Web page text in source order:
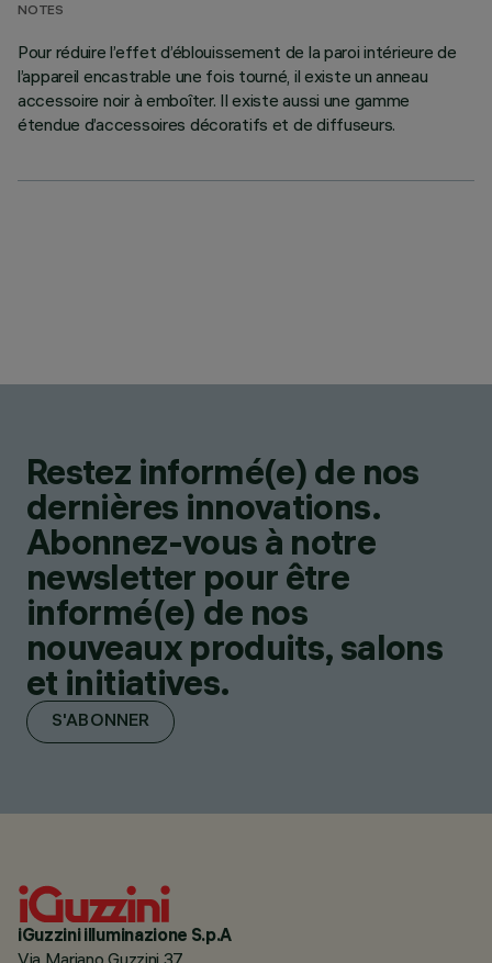
NOTES
Pour réduire l’effet d’éblouissement de la paroi intérieure de
l’appareil encastrable une fois tourné, il existe un anneau
accessoire noir à emboîter. Il existe aussi une gamme
étendue d’accessoires décoratifs et de diffuseurs.
Restez informé(e) de nos
dernières innovations.
Abonnez-vous à notre
newsletter pour être
informé(e) de nos
nouveaux produits, salons
et initiatives.
S'ABONNER
iGuzzini illuminazione S.p.A
Via Mariano Guzzini 37